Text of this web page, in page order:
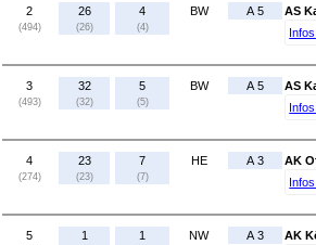
2
(494)
26
(26)
4
(4)
BW A 5
AS
3
(493)
32
(32)
5
(5)
BW A 5
AS
4
(274)
23
(23)
7
(7)
HE A 3
AK
5 1 1 NW A 3
AK